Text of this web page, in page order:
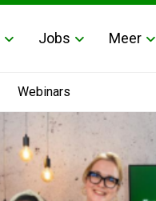
Jobs Meer
Webinars